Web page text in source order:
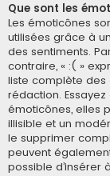
Que sont les
Les émoticônes
utilisées grâce à
des sentiments.
contraire, « :( »
liste complète
rédaction.
émoticônes, elles
illisible et un
le supprimer
peuvent
possible d’insérer